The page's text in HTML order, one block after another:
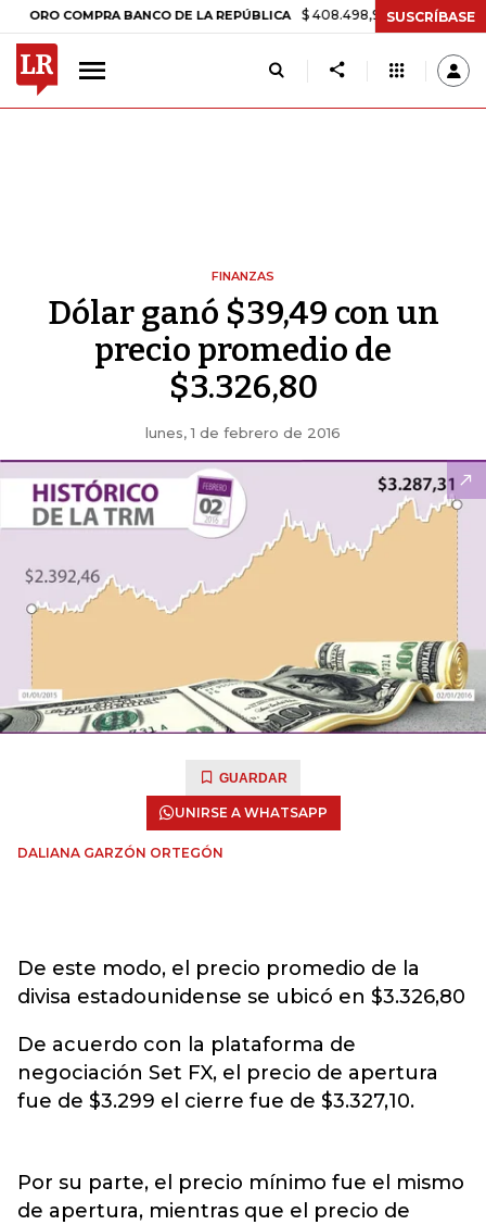
COMPRA BANCO DE LA REPÚBLICA $ 408.498,97 +$ 8.753,81 +2,19%
SUSCRÍBASE
FINANZAS
Dólar ganó $39,49 con un
precio promedio de
$3.326,80
lunes, 1 de febrero de 2016
GUARDAR
UNIRSE A WHATSAPP
DALIANA GARZÓN ORTEGÓN
De este modo, el precio promedio de la
divisa estadounidense se ubicó en $3.326,80
De acuerdo con la plataforma de
negociación Set FX, el precio de apertura
fue de $3.299 el cierre fue de $3.327,10.
Por su parte, el precio mínimo fue el mismo
de apertura, mientras que el precio de